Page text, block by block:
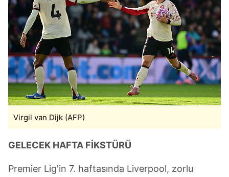
Virgil van Dijk (AFP)
GELECEK HAFTA FİKSTÜRÜ
Premier Lig'in 7. haftasında Liverpool, zorlu